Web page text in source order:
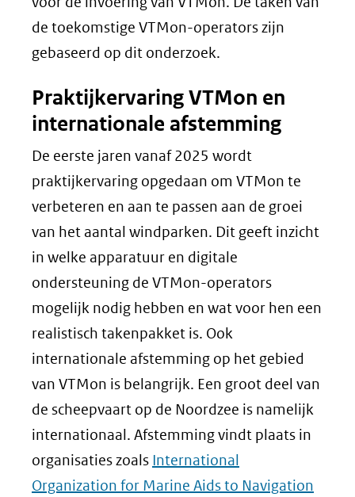
de toekomstige VTMon-operators zijn
gebaseerd op dit onderzoek.
Praktijkervaring VTMon en
internationale afstemming
De eerste jaren vanaf 2025 wordt
praktijkervaring opgedaan om VTMon te
verbeteren en aan te passen aan de groei
van het aantal windparken. Dit geeft inzicht
in welke apparatuur en digitale
ondersteuning de VTMon-operators
mogelijk nodig hebben en wat voor hen een
realistisch takenpakket is. Ook
internationale afstemming op het gebied
van VTMon is belangrijk. Een groot deel van
de scheepvaart op de Noordzee is namelijk
internationaal. Afstemming vindt plaats in
organisaties zoals International
Organization for Marine Aids to Navigation